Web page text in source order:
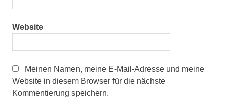
Website
Meinen Namen, meine E-Mail-Adresse und meine
Website in diesem Browser für die nächste
Kommentierung speichern.